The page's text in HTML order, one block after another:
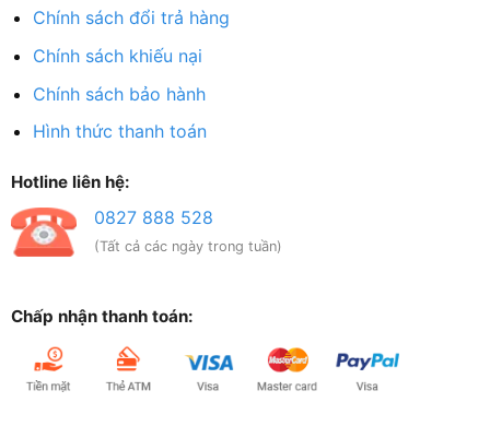
Chính sách đổi trả hàng
Chính sách khiếu nại
Chính sách bảo hành
Hình thức thanh toán
Hotline liên hệ:
0827 888 528
(Tất cả các ngày trong tuần)
Chấp nhận thanh toán: